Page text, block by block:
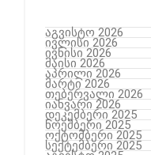
აგვისტო 2026
ივლისი 2026
ივნისი 2026
მაისი 2026
აპრილი 2026
მარტი 2026
თებერვალი 2026
იანვარი 2026
დეკემბერი 2025
ნოემბერი 2025
ოქტომბერი 2025
სექტემბერი 2025